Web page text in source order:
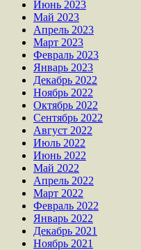
Июнь 2023
Май 2023
Апрель 2023
Март 2023
Февраль 2023
Январь 2023
Декабрь 2022
Ноябрь 2022
Октябрь 2022
Сентябрь 2022
Август 2022
Июль 2022
Июнь 2022
Май 2022
Апрель 2022
Март 2022
Февраль 2022
Январь 2022
Декабрь 2021
Ноябрь 2021